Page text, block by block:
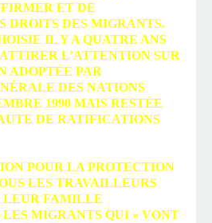
ET DE
DROITS DES MIGRANTS.
IL Y A QUATRE ANS
L’ATTENTION SUR
ADOPTÉE PAR
DES NATIONS
1990 MAIS RESTÉE
DE RATIFICATIONS
POUR LA PROTECTION
LES TRAVAILLEURS
LEUR FAMILLE
MIGRANTS QUI « VONT